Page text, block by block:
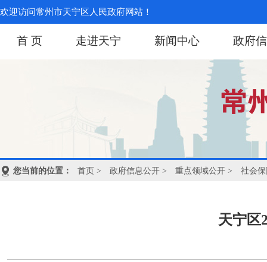
欢迎访问常州市天宁区人民政府网站！
首 页 走进天宁 新闻中心 政府
您当前的位置： 首页 > 政府信息公开 > 重点领域公开 > 社会
天宁区